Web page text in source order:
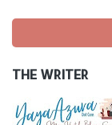
THE WRITER